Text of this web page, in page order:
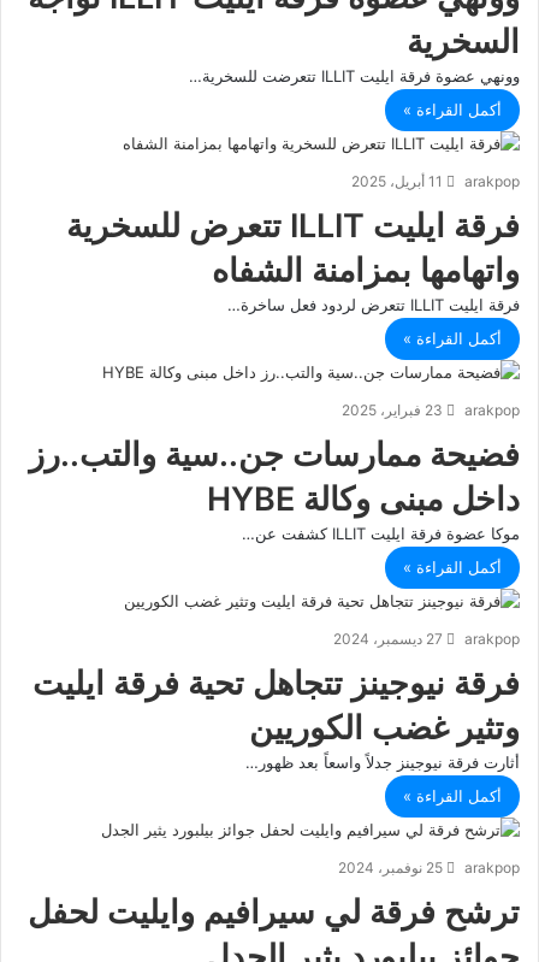
السخرية
وونهي عضوة فرقة ايليت ILLIT تتعرضت للسخرية…
أكمل القراءة »
arakpop 11 أبريل، 2025
فرقة ايليت ILLIT تتعرض للسخرية
واتهامها بمزامنة الشفاه
فرقة ايليت ILLIT تتعرض لردود فعل ساخرة…
أكمل القراءة »
arakpop 23 فبراير، 2025
فضيحة ممارسات جن..سية والتب..رز
داخل مبنى وكالة HYBE
موكا عضوة فرقة ايليت ILLIT كشفت عن…
أكمل القراءة »
arakpop 27 ديسمبر، 2024
فرقة نيوجينز تتجاهل تحية فرقة ايليت
وتثير غضب الكوريين
أثارت فرقة نيوجينز جدلاً واسعاً بعد ظهور…
أكمل القراءة »
arakpop 25 نوفمبر، 2024
ترشح فرقة لي سيرافيم وايليت لحفل